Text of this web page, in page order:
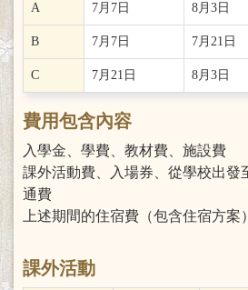
A 7月7日 8月3日
B 7月7日 7月21日
C 7月21日 8月3日
費用包含內容
入學金、學費、教材費、施設費
課外活動費、入場券、從學校出發
通費
上述期間的住宿費（包含住宿方案）
課外活動